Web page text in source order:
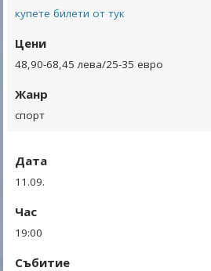
купете билети от тук
Цени
48,90-68,45 лева/25-35 евро
Жанр
спорт
Дата
11.09.
Час
19:00
Събитие